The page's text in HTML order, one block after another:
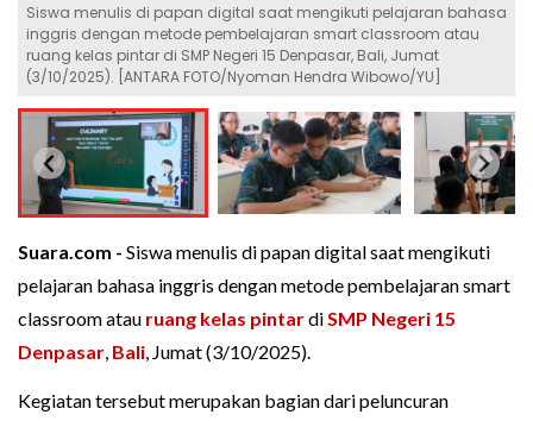
Siswa menulis di papan digital saat mengikuti pelajaran bahasa
inggris dengan metode pembelajaran smart classroom atau
ruang kelas pintar di SMP Negeri 15 Denpasar, Bali, Jumat
(3/10/2025). [ANTARA FOTO/Nyoman Hendra Wibowo/YU]
Suara.com - Siswa menulis di papan digital saat mengikuti
pelajaran bahasa inggris dengan metode pembelajaran smart
classroom atau ruang kelas pintardiSMP Negeri 15
Denpasar, Bali, Jumat (3/10/2025).
Kegiatan tersebut merupakan bagian dari peluncuran